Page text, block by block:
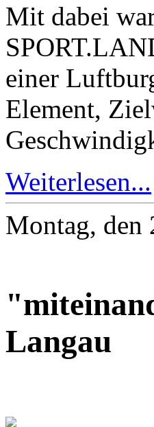
Mit dabei
einer
Element,
Weiterlesen...
Montag, den
Langau